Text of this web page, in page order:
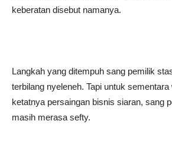
keberatan disebut namanya.
Langkah yang ditempuh sang pemilik
terbilang nyeleneh. Tapi untuk
ketatnya persaingan bisnis siaran, sang
masih merasa sefty.